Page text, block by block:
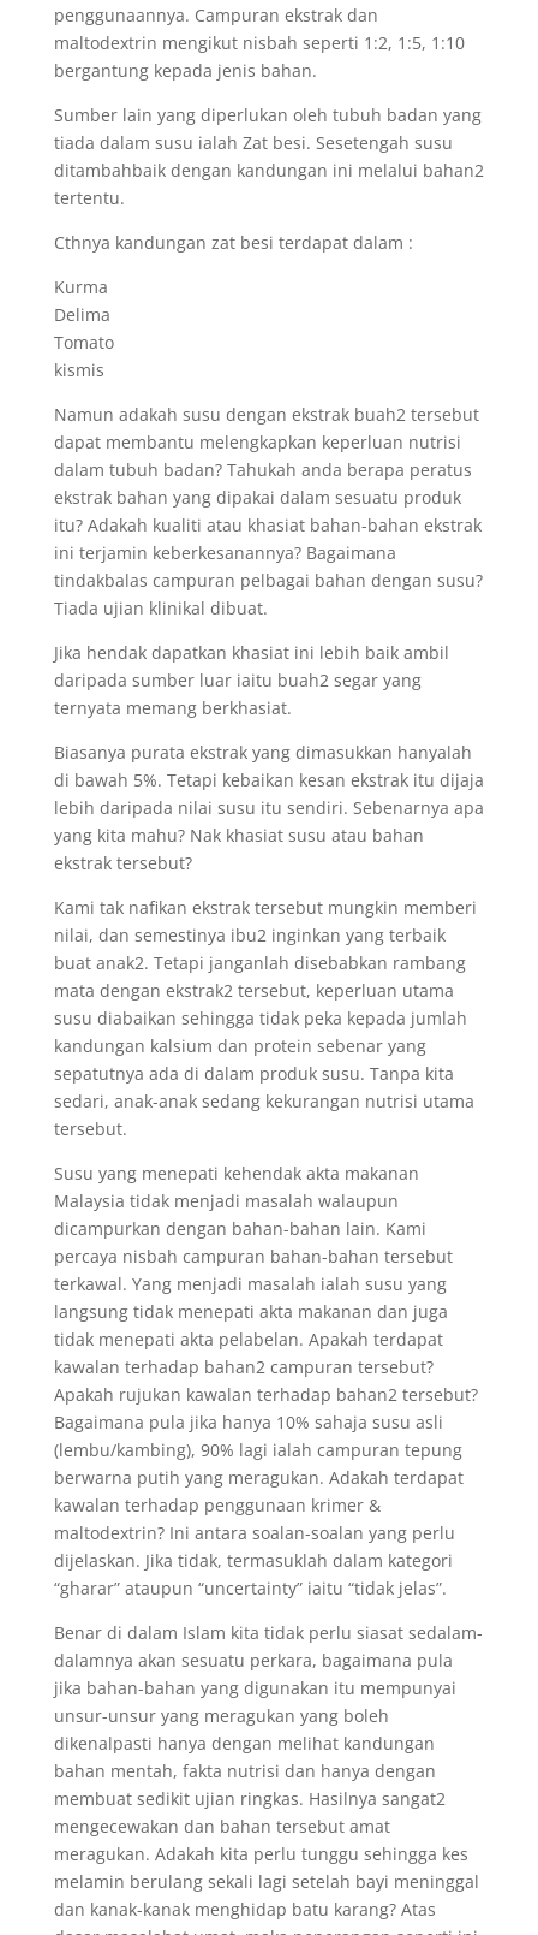
penggunaannya. Campuran ekstrak dan
maltodextrin mengikut nisbah seperti 1:2, 1:5, 1:10
bergantung kepada jenis bahan.
Sumber lain yang diperlukan oleh tubuh badan yang
tiada dalam susu ialah Zat besi. Sesetengah susu
ditambahbaik dengan kandungan ini melalui bahan2
tertentu.
Cthnya kandungan zat besi terdapat dalam :
Kurma
Delima
Tomato
kismis
Namun adakah susu dengan ekstrak buah2 tersebut
dapat membantu melengkapkan keperluan nutrisi
dalam tubuh badan? Tahukah anda berapa peratus
ekstrak bahan yang dipakai dalam sesuatu produk
itu? Adakah kualiti atau khasiat bahan-bahan ekstrak
ini terjamin keberkesanannya? Bagaimana
tindakbalas campuran pelbagai bahan dengan susu?
Tiada ujian klinikal dibuat.
Jika hendak dapatkan khasiat ini lebih baik ambil
daripada sumber luar iaitu buah2 segar yang
ternyata memang berkhasiat.
Biasanya purata ekstrak yang dimasukkan hanyalah
di bawah 5%. Tetapi kebaikan kesan ekstrak itu dijaja
lebih daripada nilai susu itu sendiri. Sebenarnya apa
yang kita mahu? Nak khasiat susu atau bahan
ekstrak tersebut?
Kami tak nafikan ekstrak tersebut mungkin memberi
nilai, dan semestinya ibu2 inginkan yang terbaik
buat anak2. Tetapi janganlah disebabkan rambang
mata dengan ekstrak2 tersebut, keperluan utama
susu diabaikan sehingga tidak peka kepada jumlah
kandungan kalsium dan protein sebenar yang
sepatutnya ada di dalam produk susu. Tanpa kita
sedari, anak-anak sedang kekurangan nutrisi utama
tersebut.
Susu yang menepati kehendak akta makanan
Malaysia tidak menjadi masalah walaupun
dicampurkan dengan bahan-bahan lain. Kami
percaya nisbah campuran bahan-bahan tersebut
terkawal. Yang menjadi masalah ialah susu yang
langsung tidak menepati akta makanan dan juga
tidak menepati akta pelabelan. Apakah terdapat
kawalan terhadap bahan2 campuran tersebut?
Apakah rujukan kawalan terhadap bahan2 tersebut?
Bagaimana pula jika hanya 10% sahaja susu asli
(lembu/kambing), 90% lagi ialah campuran tepung
berwarna putih yang meragukan. Adakah terdapat
kawalan terhadap penggunaan krimer &
maltodextrin? Ini antara soalan-soalan yang perlu
dijelaskan. Jika tidak, termasuklah dalam kategori
“gharar” ataupun “uncertainty” iaitu “tidak jelas”.
Benar di dalam Islam kita tidak perlu siasat sedalam-
dalamnya akan sesuatu perkara, bagaimana pula
jika bahan-bahan yang digunakan itu mempunyai
unsur-unsur yang meragukan yang boleh
dikenalpasti hanya dengan melihat kandungan
bahan mentah, fakta nutrisi dan hanya dengan
membuat sedikit ujian ringkas. Hasilnya sangat2
mengecewakan dan bahan tersebut amat
meragukan. Adakah kita perlu tunggu sehingga kes
melamin berulang sekali lagi setelah bayi meninggal
dan kanak-kanak menghidap batu karang? Atas